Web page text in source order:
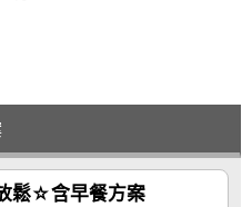
鬆☆含早餐方案